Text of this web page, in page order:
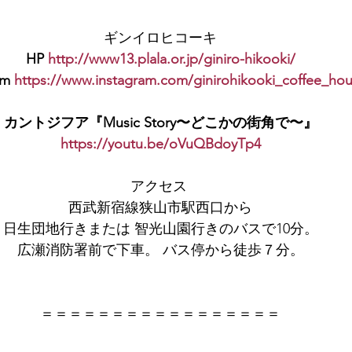
ギンイロヒコーキ
HP http://www13.plala.or.jp/giniro-hikooki/
https://www.instagram.com/
カントジフア『Music Story〜どこかの街角で〜』
https://youtu.be/oVuQBdoyTp4
アクセス
西武新宿線狭山市駅西口から
日生団地行きまたは 智光山園行きのバスで10分。
広瀬消防署前で下車。 バス停から徒歩７分。
＝＝＝＝＝＝＝＝＝＝＝＝＝＝＝＝＝